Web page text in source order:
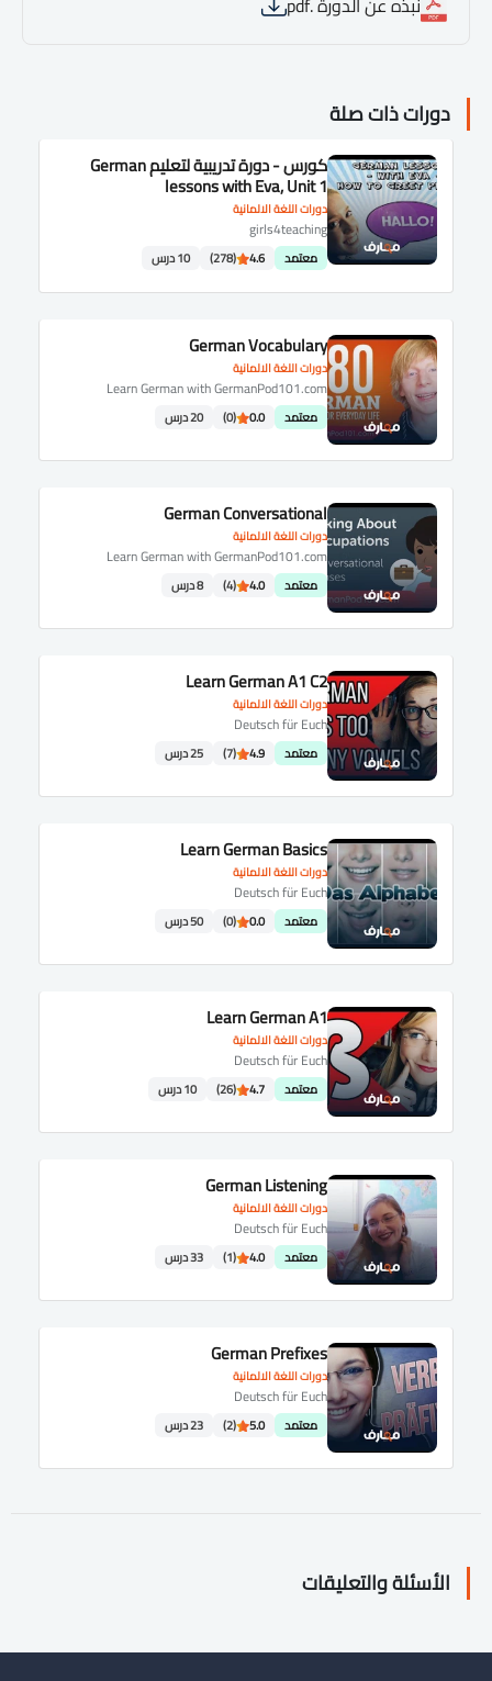
دورات ذات صلة
دورات اللغة الالمانية
كورس - دورة تدريبية لتعليم German
lessons with Eva, Unit 1
girls4teaching
معتمد 4.6
(278) 10 درس
دورات اللغة الالمانية
German Vocabulary
Learn German with GermanPod101.com
معتمد 0.0
(0) 20 درس
دورات اللغة الالمانية
German Conversational
Learn German with GermanPod101.com
معتمد 4.0
(4) 8 درس
دورات اللغة الالمانية
Learn German A1 C2
Deutsch für Euch
معتمد 4.9
(7) 25 درس
دورات اللغة الالمانية
Learn German Basics
Deutsch für Euch
معتمد 0.0
(0) 50 درس
دورات اللغة الالمانية
Learn German A1
Deutsch für Euch
معتمد 4.7
(26) 10 درس
دورات اللغة الالمانية
German Listening
Deutsch für Euch
معتمد 4.0
(1) 33 درس
دورات اللغة الالمانية
German Prefixes
Deutsch für Euch
معتمد 5.0
(2) 23 درس
الأسئلة والتعليقات